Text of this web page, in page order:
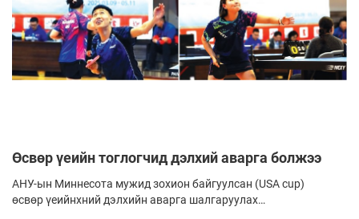
Өсвөр үеийн тоглогчид дэлхий аварга болжээ
АНУ-ын Миннесота мужид зохион байгуулсан (USA cup)
өсвөр үеийнхний дэлхийн аварга шалгаруулах